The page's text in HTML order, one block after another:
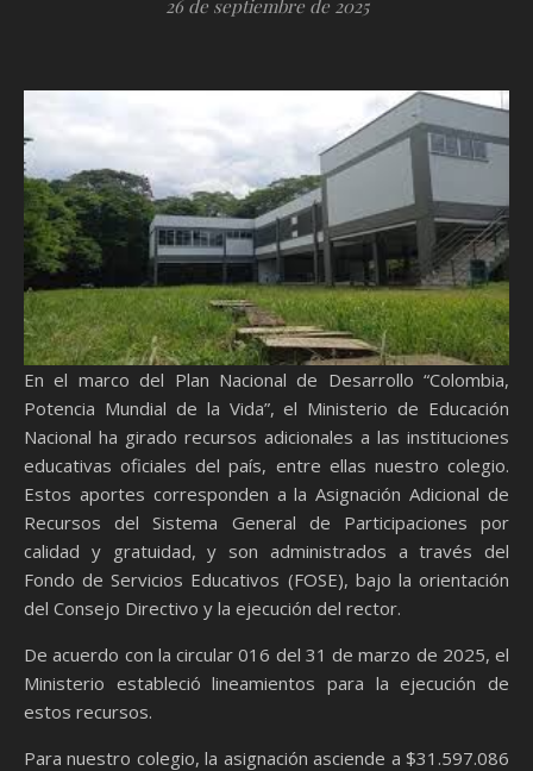
26 de septiembre de 2025
En el marco del Plan Nacional de Desarrollo “Colombia,
Potencia Mundial de la Vida”, el Ministerio de Educación
Nacional ha girado recursos adicionales a las instituciones
educativas oficiales del país, entre ellas nuestro colegio.
Estos aportes corresponden a la Asignación Adicional de
Recursos del Sistema General de Participaciones por
calidad y gratuidad, y son administrados a través del
Fondo de Servicios Educativos (FOSE), bajo la orientación
del Consejo Directivo y la ejecución del rector.
De acuerdo con la circular 016 del 31 de marzo de 2025, el
Ministerio estableció lineamientos para la ejecución de
estos recursos.
Para nuestro colegio, la asignación asciende a $31.597.086